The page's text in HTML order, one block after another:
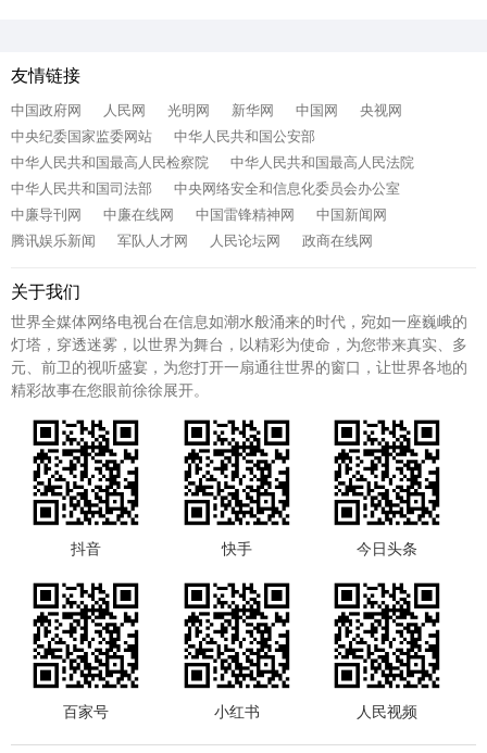
友情链接
中国政府网 人民网 光明网 新华网 中国网
央视网
中央纪委国家监委网站
中华人民共和国公安部
中华人民共和国最高人民检察院
中华人民共和国最高人民法院
中华人民共和国司法部
中央网络安全和信息化委员会办公室
中廉导刊网
中廉在线网 中国雷锋精神网
中国新闻网
腾讯娱乐新闻
军队人才网 人民论坛网 政商在线网
关于我们
世界全媒体网络电视台在信息如潮水般涌来的时代，宛如一座巍峨的
灯塔，穿透迷雾，以世界为舞台，以精彩为使命，为您带来真实、多
元、前卫的视听盛宴，为您打开一扇通往世界的窗口，让世界各地的
精彩故事在您眼前徐徐展开。
抖音 快手 今日头条
百家号 小红书 人民视频